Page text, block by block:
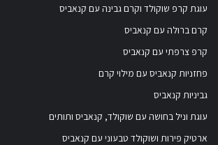
עוגת קרפ שוקולד וקרם גבינה עם קנאביס
קרם ברולה עם קנאביס
קרפ צרפתי עם קנאביס
פחזניות קנאביס עם מילוי קרם
גביניות קנאביס
עוגת וניל בחושה עם שוקולד, קנאביס ותותים
ארטיק פירות ושוקולד טבעוני עם קנאביס